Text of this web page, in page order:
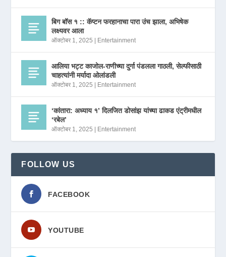
बिग बॉस १ :: कॅप्टन फरहानाचा पारा उंच झाला, अभिषेक
लक्ष्यवर आला
ऑक्टोबर 1, 2025 | Entertainment
आलिया भट्ट काजोल-राणीच्या दुर्गा पंडलला गाठली, सेल्फीसाठी
चाहत्यांनी मर्यादा ओलांडली
ऑक्टोबर 1, 2025 | Entertainment
‘कांतारा: अध्याय १’ दिलजित डोसांझ यांच्या ढाकड एंट्रीमधील
‘रबेल’
ऑक्टोबर 1, 2025 | Entertainment
FOLLOW US
FACEBOOK
YOUTUBE